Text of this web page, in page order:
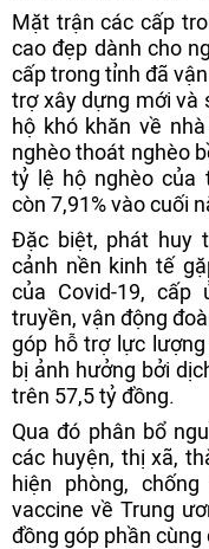
Mặt trận các cấp
cao đẹp dành cho
cấp trong tỉnh đã
trợ xây dựng mới và
hộ khó khăn về
nghèo thoát nghèo
tỷ lệ hộ nghèo của
còn 7,91% vào cuối
Đặc biệt, phát huy
cảnh nền kinh tế
của Covid-19, cấp
truyền, vận động
góp hỗ trợ lực
bị ảnh hưởng bởi
trên 57,5 tỷ đồng.
Qua đó phân bổ
các huyện, thị xã,
hiện phòng,
vaccine về Trung
đồng góp phần